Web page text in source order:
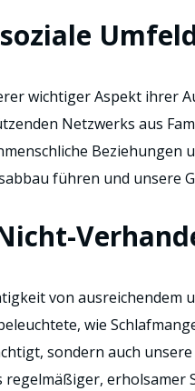
wichtiger Aspekt ihrer
Netzwerks aus
Beziehungen
führen und unsere
von ausreichendem
wie
sondern auch
regelmäßiger,